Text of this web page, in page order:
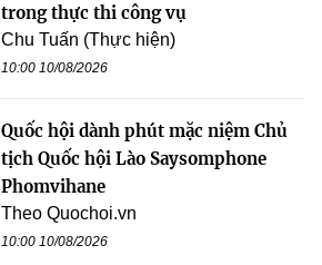
trong thực thi công vụ
Chu Tuấn (Thực hiện)
10:00 10/08/2026
Quốc hội dành phút mặc niệm Chủ
tịch Quốc hội Lào Saysomphone
Phomvihane
Theo Quochoi.vn
10:00 10/08/2026